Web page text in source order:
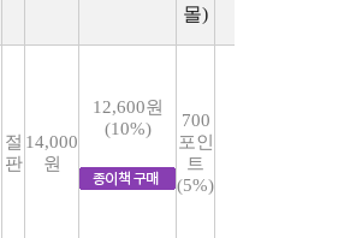
몰)
절
판
14,000
원
12,600원
(10%)
700
포인
트
(5%)